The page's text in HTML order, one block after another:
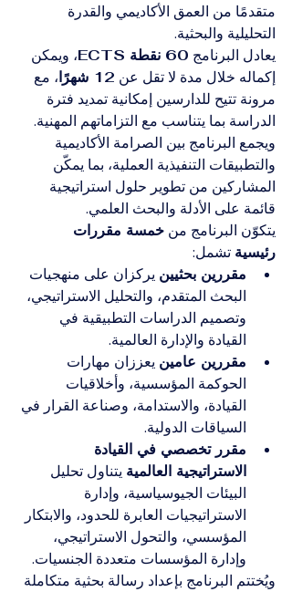
متقدمًا من العمق الأكاديمي والقدرة
التحليلية والبحثية.
يعادل البرنامج 60 نقطة ECTS
، ويمكن
إكماله خلال مدة لا تقل عن 12 شهرًا
، مع
مرونة تتيح للدارسين إمكانية تمديد فترة
الدراسة بما يتناسب مع التزاماتهم المهنية.
ويجمع البرنامج بين الصرامة الأكاديمية
والتطبيقات التنفيذية العملية، بما يمكّن
المشاركين من تطوير حلول استراتيجية
قائمة على الأدلة والبحث العلمي.
يتكوّن البرنامج من خمسة مقررات
رئيسية تشمل:
مقررين بحثيين يركزان على منهجيات
البحث المتقدم، والتحليل الاستراتيجي،
وتصميم الدراسات التطبيقية في
القيادة والإدارة العالمية.
مقررين عامين يعززان مهارات
الحوكمة المؤسسية، وأخلاقيات
القيادة، والاستدامة، وصناعة القرار في
السياقات الدولية.
مقرر تخصصي في القيادة
الاستراتيجية العالمية يتناول تحليل
البيئات الجيوسياسية، وإدارة
الاستراتيجيات العابرة للحدود، والابتكار
المؤسسي، والتحول الاستراتيجي،
وإدارة المؤسسات متعددة الجنسيات.
ويُختتم البرنامج بإعداد رسالة بحثية متكاملة